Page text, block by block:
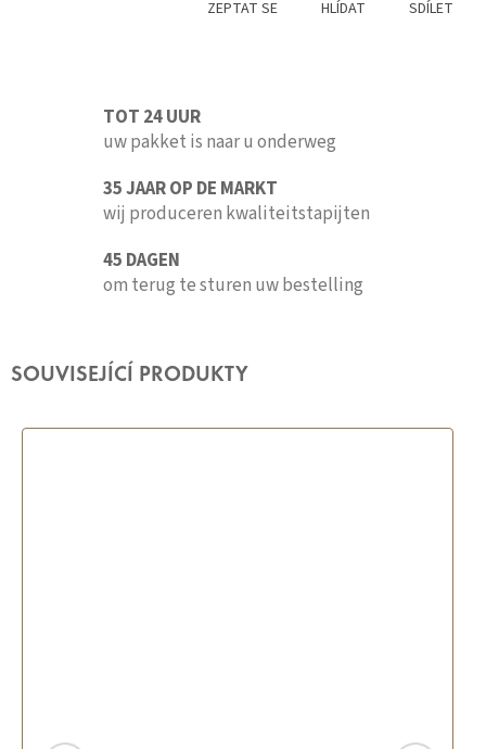
ZEPTAT SE HLÍDAT SDÍLET
TOT 24 UUR
uw pakket is naar u onderweg
35 JAAR OP DE MARKT
wij produceren kwaliteitstapijten
45 DAGEN
om terug te sturen uw bestelling
SOUVISEJÍCÍ PRODUKTY